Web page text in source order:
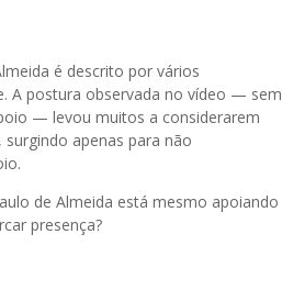
é descrito por vários
A postura observada no vídeo — sem
— levou muitos a considerarem
surgindo apenas para não
de Almeida está mesmo apoiando
presença?